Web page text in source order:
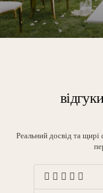
Реальний досвід та щирі